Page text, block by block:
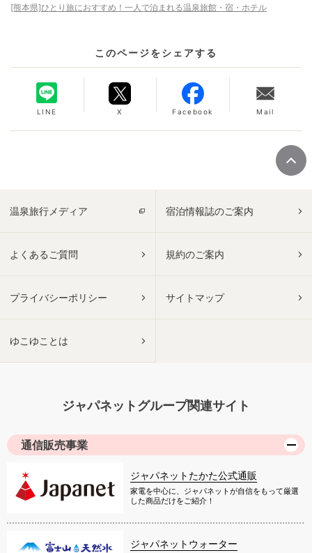
[熊本県]ひとり旅におすすめ！一人で泊まれる温泉旅館・宿・ホテル
このページをシェアする
LINE X Facebook Mail
温泉旅行メディア 宿泊情報誌のご案内
よくあるご質問 規約のご案内
プライバシーポリシー サイトマップ
ゆこゆことは
ジャパネットグループ関連サイト
通信販売事業
ジャパネットたかた公式通販
家電を中心に、ジャパネットが自信をもって厳選
した商品だけをご紹介！
ジャパネットウォーター